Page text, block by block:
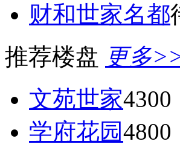
财和世家名都
推荐楼盘 更多
文苑世家4300
学府花园4800